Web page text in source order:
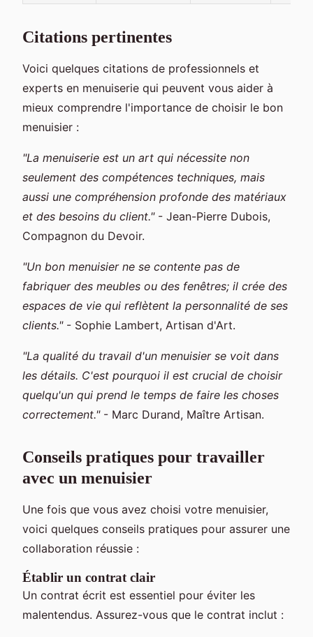
Citations pertinentes
Voici quelques citations de professionnels et
experts en menuiserie qui peuvent vous aider à
mieux comprendre l'importance de choisir le bon
menuisier :
"La menuiserie est un art qui nécessite non
seulement des compétences techniques, mais
aussi une compréhension profonde des matériaux
et des besoins du client."- Jean-Pierre Dubois,
Compagnon du Devoir.
"Un bon menuisier ne se contente pas de
fabriquer des meubles ou des fenêtres; il crée des
espaces de vie qui reflètent la personnalité de ses
clients."- Sophie Lambert, Artisan d'Art.
"La qualité du travail d'un menuisier se voit dans
les détails. C'est pourquoi il est crucial de choisir
quelqu'un qui prend le temps de faire les choses
correctement."- Marc Durand, Maître Artisan.
Conseils pratiques pour travailler
avec un menuisier
Une fois que vous avez choisi votre menuisier,
voici quelques conseils pratiques pour assurer une
collaboration réussie :
Établir un contrat clair
Un contrat écrit est essentiel pour éviter les
malentendus. Assurez-vous que le contrat inclut :